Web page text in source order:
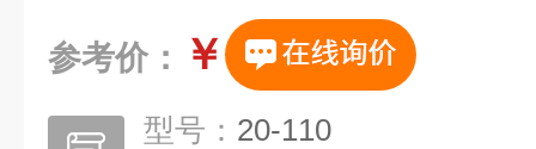
参考价： ￥
型号： 20-110